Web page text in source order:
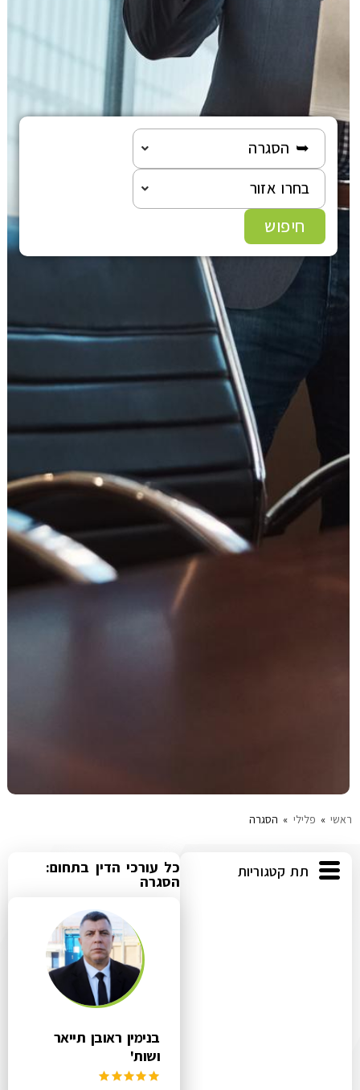
רשלנות רפואית
פשיטת רגל
גישור ובוררות
צה"ל-משרד הביטחון
עוד תחומים
➥ הסגרה
בחרו אזור
חיפוש
ראשי » פלילי » הסגרה
תת קטגוריות כל עורכי הדין בתחום:
הסגרה
בנימין ראובן תייאר
ושות'